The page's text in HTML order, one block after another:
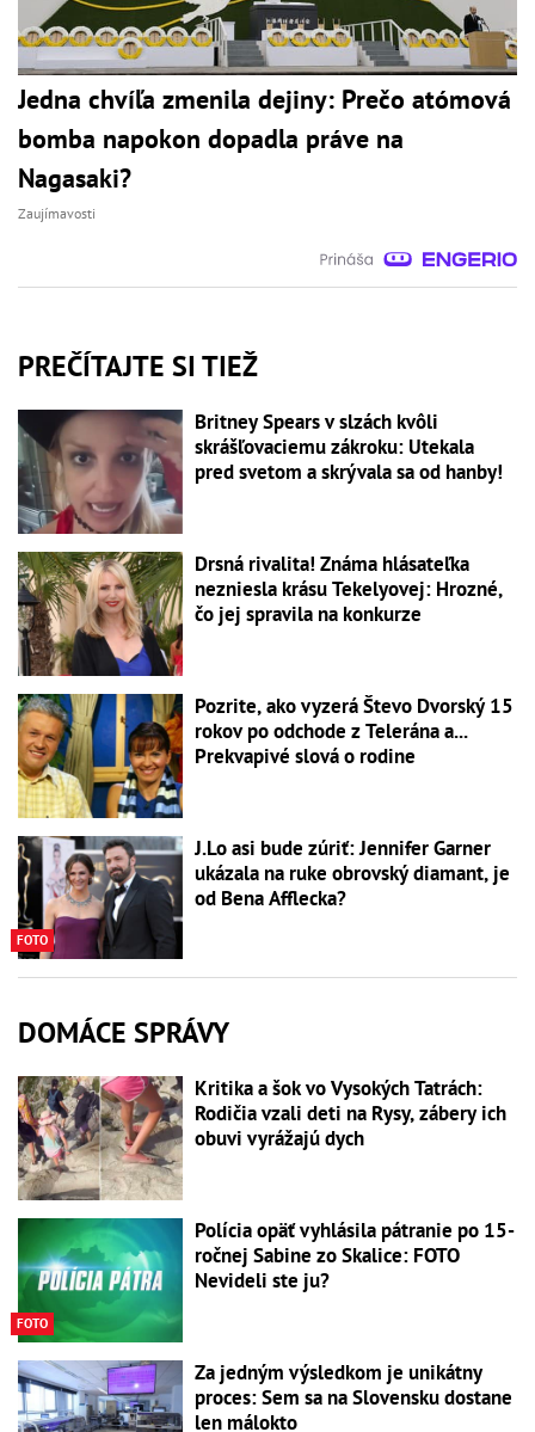
Jedna chvíľa zmenila dejiny: Prečo atómová
bomba napokon dopadla práve na
Nagasaki?
Zaujímavosti
PREČÍTAJTE SI TIEŽ
Britney Spears v slzách kvôli
skrášľovaciemu zákroku: Utekala
pred svetom a skrývala sa od hanby!
Drsná rivalita! Známa hlásateľka
nezniesla krásu Tekelyovej: Hrozné,
čo jej spravila na konkurze
Pozrite, ako vyzerá Števo Dvorský 15
rokov po odchode z Telerána a...
Prekvapivé slová o rodine
FOTO
J.Lo asi bude zúriť: Jennifer Garner
ukázala na ruke obrovský diamant, je
od Bena Afflecka?
DOMÁCE SPRÁVY
Kritika a šok vo Vysokých Tatrách:
Rodičia vzali deti na Rysy, zábery ich
obuvi vyrážajú dych
FOTO
Polícia opäť vyhlásila pátranie po 15-
ročnej Sabine zo Skalice: FOTO
Nevideli ste ju?
Za jedným výsledkom je unikátny
proces: Sem sa na Slovensku dostane
len málokto